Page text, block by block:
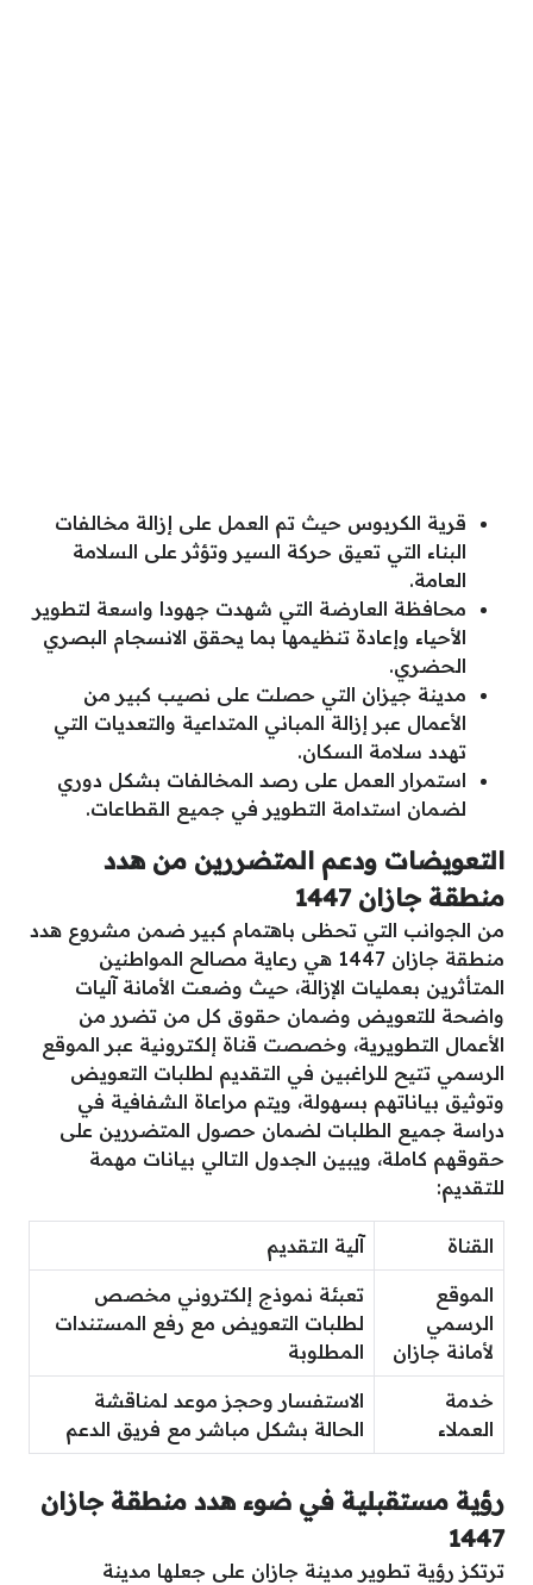
قرية الكربوس حيث تم العمل على إزالة مخالفات
البناء التي تعيق حركة السير وتؤثر على السلامة
العامة.
محافظة العارضة التي شهدت جهودا واسعة لتطوير
الأحياء وإعادة تنظيمها بما يحقق الانسجام البصري
الحضري.
مدينة جيزان التي حصلت على نصيب كبير من
الأعمال عبر إزالة المباني المتداعية والتعديات التي
تهدد سلامة السكان.
استمرار العمل على رصد المخالفات بشكل دوري
لضمان استدامة التطوير في جميع القطاعات.
التعويضات ودعم المتضررين من هدد
منطقة جازان 1447
من الجوانب التي تحظى باهتمام كبير ضمن مشروع هدد
منطقة جازان 1447 هي رعاية مصالح المواطنين
المتأثرين بعمليات الإزالة، حيث وضعت الأمانة آليات
واضحة للتعويض وضمان حقوق كل من تضرر من
الأعمال التطويرية، وخصصت قناة إلكترونية عبر الموقع
الرسمي تتيح للراغبين في التقديم لطلبات التعويض
وتوثيق بياناتهم بسهولة، ويتم مراعاة الشفافية في
دراسة جميع الطلبات لضمان حصول المتضررين على
حقوقهم كاملة، ويبين الجدول التالي بيانات مهمة
للتقديم:
القناة آلية التقديم
الموقع
الرسمي
لأمانة جازان
تعبئة نموذج إلكتروني مخصص
لطلبات التعويض مع رفع المستندات
المطلوبة
خدمة
العملاء
الاستفسار وحجز موعد لمناقشة
الحالة بشكل مباشر مع فريق الدعم
رؤية مستقبلية في ضوء هدد منطقة جازان
1447
ترتكز رؤية تطوير مدينة جازان على جعلها مدينة